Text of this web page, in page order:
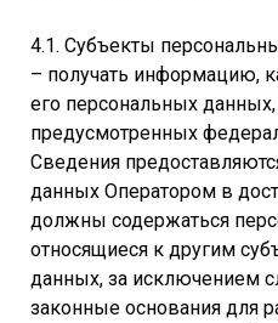
4.1. Субъекты
– получать информацию,
его персональных
предусмотренных
Сведения
данных Оператором в
должны содержаться
относящиеся к другим
данных, за исключением
законные основания для